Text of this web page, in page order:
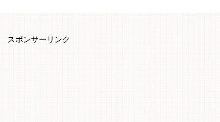
スポンサーリンク